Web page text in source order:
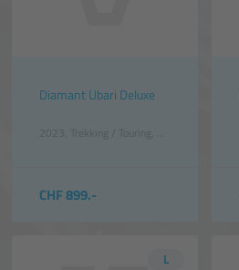
Diamant Ubari Deluxe
2023 Trekking / Touring Damen
CHF 899.-
L